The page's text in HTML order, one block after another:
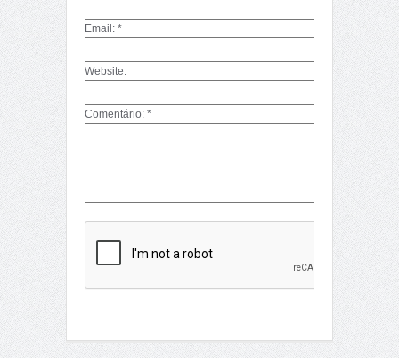
Email: *
Website:
Comentário: *